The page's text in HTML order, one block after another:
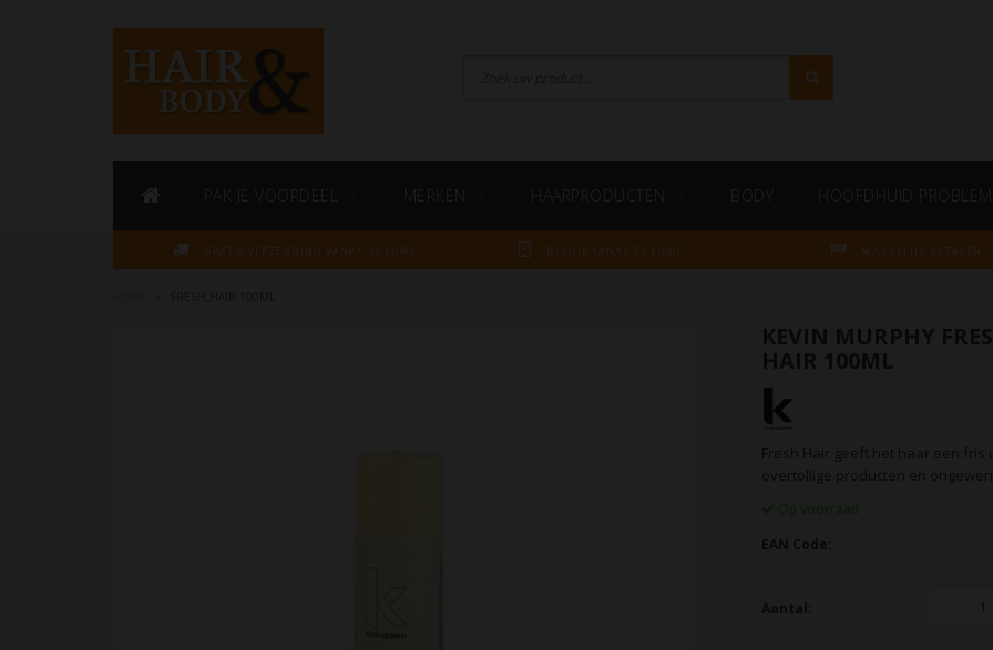
GRATIS VERZENDING VANAF 35 EURO BELGIE VANAF 75 EURO MAKKELIJK BETALEN